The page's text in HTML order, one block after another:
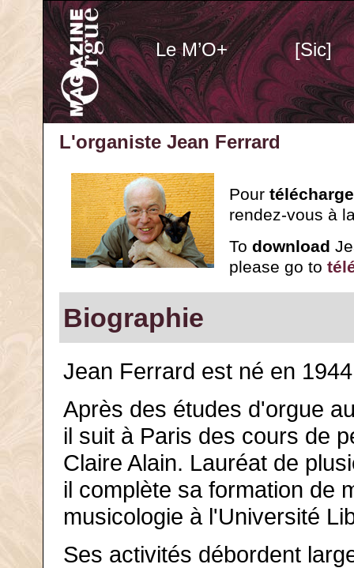
Le M’O+ [Sic]
L'organiste Jean Ferrard
Pour
rendez-vous à
To download
please go to
Biographie
Jean Ferrard est né en
Après des études d'orgue
il suit à Paris des cours de
Claire Alain. Lauréat de
il complète sa formation de
musicologie à l'Université
Ses activités débordent